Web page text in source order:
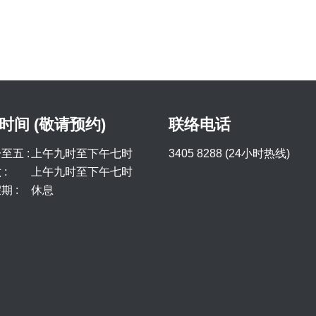
间 (敬请预约)
五 :
上午九时至下午七时
:
上午九时至下午七时
:
休息
联络电话
3405 8288 (24小时热线)